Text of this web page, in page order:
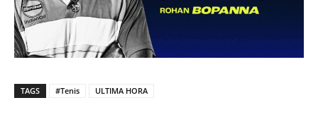
TAGS #Tenis ULTIMA HORA